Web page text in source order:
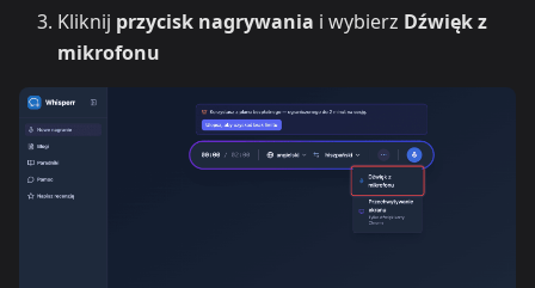
Kliknij przycisk nagrywania i wybierz Dźwięk z
mikrofonu